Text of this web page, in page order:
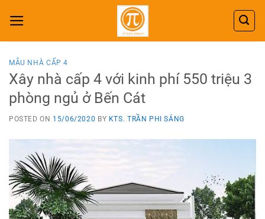
content
MẪU NHÀ CẤP 4
Xây nhà cấp 4 với kinh phí 550 triệu 3
phòng ngủ ở Bến Cát
POSTED ON 15/06/2020 BY KTS. TRẦN PHI SÁNG